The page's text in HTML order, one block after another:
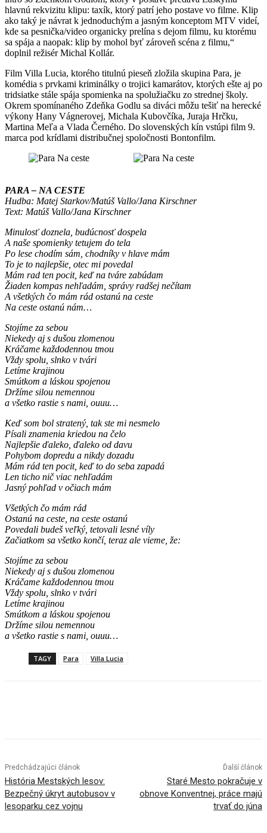
hlavnú rekvizitu klipu: taxík, ktorý patrí jeho postave vo filme. Klip
ako taký je návrat k jednoduchým a jasným konceptom MTV videí,
kde sa pesnička/video organicky prelína s dejom filmu, ku ktorému
sa spája a naopak: klip by mohol byť zároveň scéna z filmu,“
doplnil režisér Michal Kollár.
Film Villa Lucia, ktorého titulnú pieseň zložila skupina Para, je
komédia s prvkami kriminálky o trojici kamarátov, ktorých ešte aj po
tridsiatke stále spája spomienka na spolužiačku zo strednej školy.
Okrem spomínaného Zdeňka Godlu sa diváci môžu tešiť na herecké
výkony Hany Vágnerovej, Michala Kubovčíka, Juraja Hrčku,
Martina Meľa a Vlada Černého. Do slovenských kín vstúpi film 9.
marca pod krídlami distribučnej spoločnosti Bontonfilm.
PARA – NA CESTE
Hudba: Matej Starkov/Matúš Vallo/Jana Kirschner
Text: Matúš Vallo/Jana Kirschner
Minulosť doznela, budúcnosť dospela
A naše spomienky tetujem do tela
Po lese chodím sám, chodníky v hlave mám
To je to najlepšie, otec mi povedal
Mám rad ten pocit, keď na tváre zabúdam
Žiaden kompas nehľadám, správy radšej nečítam
A všetkých čo mám rád ostanú na ceste
Na ceste ostanú nám…
Stojíme za sebou
Niekedy aj s dušou zlomenou
Kráčame každodennou tmou
Vždy spolu, slnko v tvári
Letíme krajinou
Smútkom a láskou spojenou
Držíme silou nemennou
a všetko rastie s nami, ouuu…
Keď som bol stratený, tak ste mi nesmelo
Písali znamenia kriedou na čelo
Najlepšie ďaleko, ďaleko od davu
Pohybom dopredu a nikdy dozadu
Mám rád ten pocit, keď to do seba zapadá
Len ticho nič viac nehľadám
Jasný pohľad v očiach mám
Všetkých čo mám rád
Ostanú na ceste, na ceste ostanú
Povedali budeš veľký, tetovali lesné víly
Začiatkom sa všetko končí, teraz ale vieme, že:
Stojíme za sebou
Niekedy aj s dušou zlomenou
Kráčame každodennou tmou
Vždy spolu, slnko v tvári
Letíme krajinou
Smútkom a láskou spojenou
Držíme silou nemennou
a všetko rastie s nami, ouuu…
TAGY Para Villa Lucia
Predchádzajúci článok
História Mestských lesov:
Bezpečný úkryt autobusov v
lesoparku cez vojnu
Ďalší článok
Staré Mesto pokračuje v
obnove Konventnej, práce majú
trvať do júna